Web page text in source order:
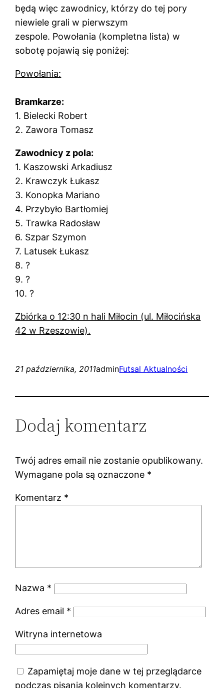
będą więc zawodnicy, którzy do tej pory
niewiele grali w pierwszym
zespole. Powołania (kompletna lista) w
sobotę pojawią się poniżej:
Powołania:
Bramkarze:
1. Bielecki Robert
2. Zawora Tomasz
Zawodnicy z pola:
1. Kaszowski Arkadiusz
2. Krawczyk Łukasz
3. Konopka Mariano
4. Przybyło Bartłomiej
5. Trawka Radosław
6. Szpar Szymon
7. Latusek Łukasz
8. ?
9. ?
10. ?
Zbiórka o 12:30 n hali Miłocin (ul. Miłocińska
42 w Rzeszowie).
21 października, 2011adminFutsal Aktualności
Dodaj komentarz
Twój adres email nie zostanie opublikowany.
Wymagane pola są oznaczone *
Komentarz *
Nazwa *
Adres email *
Witryna internetowa
Zapamiętaj moje dane w tej przeglądarce
podczas pisania kolejnych komentarzy.